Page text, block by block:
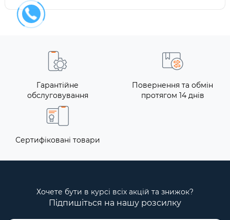
Гарантійне
обслуговування
Повернення та обмін
протягом 14 днів
Сертифіковані товари
Хочете бути в курсі всіх акцій та знижок?
Підпишіться на нашу розсилку